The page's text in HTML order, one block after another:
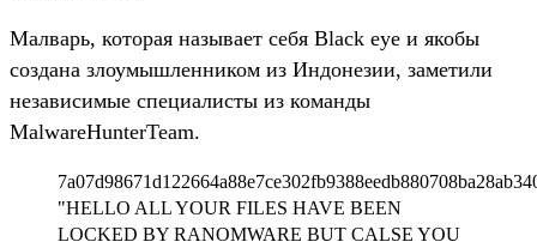
Малварь, которая называет себя Black eye и якобы
создана злоумышленником из Индонезии, заметили
независимые специалисты из команды
MalwareHunterTeam.
"HELLO ALL YOUR FILES HAVE BEEN
LOCKED BY RANOMWARE BUT CALSE YOU